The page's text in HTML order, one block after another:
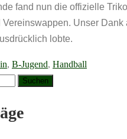
fand nun die offizielle
Unser
lobte.
, B-Jugend, Handball